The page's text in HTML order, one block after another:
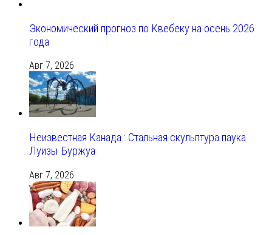
Экономический прогноз по Квебеку на осень 2026
года
Авг 7, 2026
Неизвестная Канада : Стальная скульптура паука
Луизы Буржуа
Авг 7, 2026